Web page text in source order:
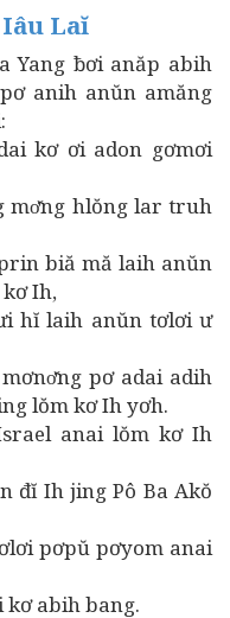
Laĭ
Yang ƀơi anăp abih
anih anŭn amăng
kơ ơi adon gơmơi
hlŏng lar truh
biă mă laih anŭn
Ih,
laih anŭn tơlơi ư
pơ adai adih
lŏm kơ Ih yơh.
anai lŏm kơ Ih
Ih jing Pô Ba Akŏ
pơpŭ pơyom anai
abih bang.